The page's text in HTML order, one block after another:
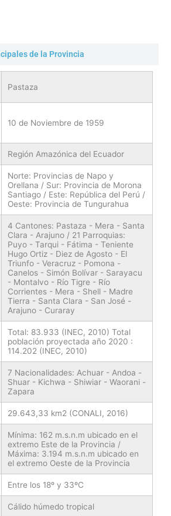
de la Provincia
Pastaza
10 de Noviembre de 1959
Región Amazónica del Ecuador
Norte: Provincias de Napo y
Orellana / Sur: Provincia de Morona
Santiago / Este: República del Perú /
Oeste: Provincia de Tungurahua
4 Cantones: Pastaza - Mera - Santa
Clara - Arajuno / 21 Parroquias:
Puyo - Tarqui - Fátima - Teniente
Hugo Ortiz - Diez de Agosto - El
Triunfo - Veracruz - Pomona -
Canelos - Simón Bolívar - Sarayacu
- Montalvo - Río Tigre - Río
Corrientes - Mera - Shell - Madre
Tierra - Santa Clara - San José -
Arajuno - Curaray
Total: 83.933 (INEC, 2010) Total
población proyectada año 2020 :
114.202 (INEC, 2010)
7 Nacionalidades: Achuar - Andoa -
Shuar - Kichwa - Shiwiar - Waorani -
Zapara
29.643,33 km2 (CONALI, 2016)
Mínima: 162 m.s.n.m ubicado en el
extremo Este de la Provincia /
Máxima: 3.194 m.s.n.m ubicado en
el extremo Oeste de la Provincia
Entre los 18º y 33ºC
Cálido húmedo tropical